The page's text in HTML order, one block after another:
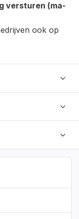
versturen (ma-
ook op